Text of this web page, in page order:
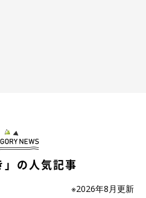
」の人気記事
※2026年8月更新